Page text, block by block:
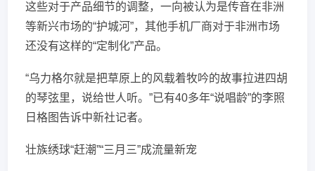
这些对于产品细节的调整，一向被认为是传音在非洲
等新兴市场的“护城河”，其他手机厂商对于非洲市场
还没有这样的“定制化”产品。
“乌力格尔就是把草原上的风载着牧吟的故事拉进四胡
的琴弦里，说给世人听。”已有40多年“说唱龄”的李照
日格图告诉中新社记者。
壮族绣球“赶潮”“三月三”成流量新宠